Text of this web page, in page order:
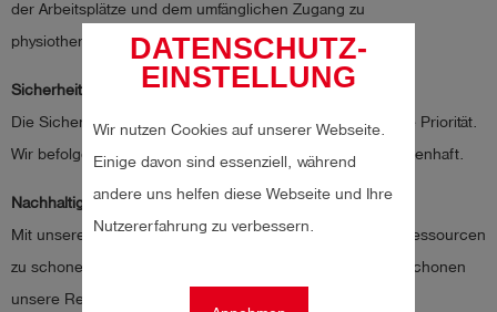
DATENSCHUTZ-
EINSTELLUNG
Wir nutzen Cookies auf unserer Webseite.
Einige davon sind essenziell, während
andere uns helfen diese Webseite und Ihre
Nutzererfahrung zu verbessern.
der Arbeitsplätze und dem umfänglichen Zugang zu
physiotherapeutischer Behandlung wider.
Sicherheit
Die Sicherheit unserer Mitarbeitenden hat bei uns oberste Priorität.
Wir befolgen alle Vorschriften zur Arbeitssicherheit gewissenhaft.
Nachhaltigkeit und Umweltschutz
Mit unseren Geräten leisten wir einen Beitrag, endliche Ressourcen
zu schonen und die Sicherheit im Alltag zu erhöhen. Wir schonen
unsere Ressourcen – zum Beispiel Wasser, Energie oder